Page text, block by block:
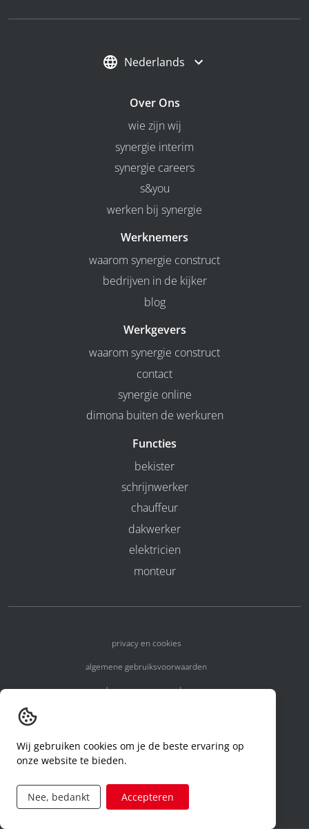
Nederlands
Over Ons
wie zijn wij
synergie interim
synergie careers
s&you
werken bij synergie
Werknemers
waarom synergie construct
bedrijven in de kijker
blog
Werkgevers
waarom synergie construct
contact
synergie online
dimona buiten de werkuren
Functies
bekister
schrijnwerker
chauffeur
dakwerker
elektricien
monteur
privacy en cookies
algemene gebruiksvoorwaarden
algemene voorwaarden
code of conduct
aanvraag rechten ivm privacy
Wij gebruiken cookies om je de beste ervaring op
onze website te bieden.
Nee, bedankt Accepteren